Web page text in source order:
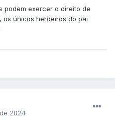
podem exercer o direito de
os únicos herdeiros do pai
2024